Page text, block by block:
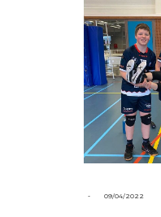
- 09/04/2022